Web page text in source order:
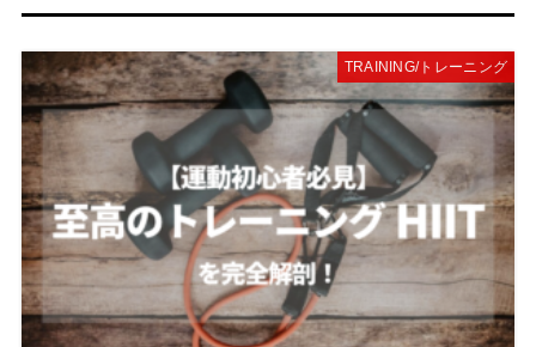
TRAINING/トレーニング